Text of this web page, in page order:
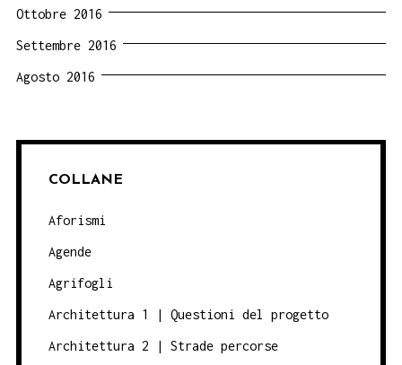
Ottobre 2016
Settembre 2016
Agosto 2016
COLLANE
Aforismi
Agende
Agrifogli
Architettura 1 | Questioni del progetto
Architettura 2 | Strade percorse